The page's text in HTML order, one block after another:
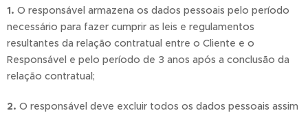
1. O responsável armazena os dados pessoais pelo período
necessário para fazer cumprir as leis e regulamentos
resultantes da relação contratual entre o Cliente e o
Responsável e pelo período de 3 anos após a conclusão da
relação contratual;
2. O responsável deve excluir todos os dados pessoais assim